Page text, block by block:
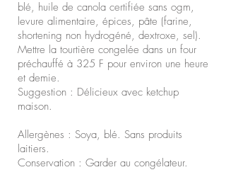
blé, huile de canola certifiée sans ogm,
levure alimentaire, épices, pâte (farine,
shortening non hydrogéné, dextroxe, sel).
Mettre la tourtière congelée dans un four
préchauffé à 325 F pour environ une heure
et demie.
Suggestion : Délicieux avec ketchup
maison.
Allergènes : Soya, blé. Sans produits
laitiers.
Conservation : Garder au congélateur.